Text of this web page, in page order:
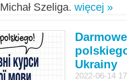
Szeliga. więcej »
Ukrainy
2022-06-14